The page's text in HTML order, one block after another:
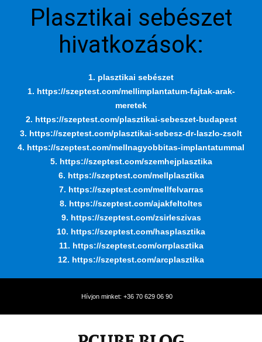
Plasztikai sebészet
hivatkozások:
1. plasztikai sebészet
1. https://szeptest.com/mellimplantatum-fajtak-arak-
meretek
2. https://szeptest.com/plasztikai-sebeszet-budapest
3. https://szeptest.com/plasztikai-sebesz-dr-laszlo-zsolt
4. https://szeptest.com/mellnagyobbitas-implantatummal
5. https://szeptest.com/szemhejplasztika
6. https://szeptest.com/mellplasztika
7. https://szeptest.com/mellfelvarras
8. https://szeptest.com/ajakfeltoltes
9. https://szeptest.com/zsirleszivas
10. https://szeptest.com/hasplasztika
11. https://szeptest.com/orrplasztika
12. https://szeptest.com/arcplasztika
Hívjon minket: +36 70 629 06 90